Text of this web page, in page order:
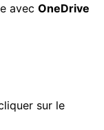
avec OneDrive
sur le